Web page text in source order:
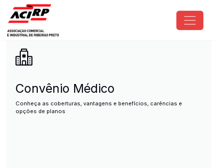
Pular para o conteúdo principal
ACIRP - Associação Comercial
Convênio Médico
Conheça as coberturas, vantagens e benefícios, carências e
opções de planos